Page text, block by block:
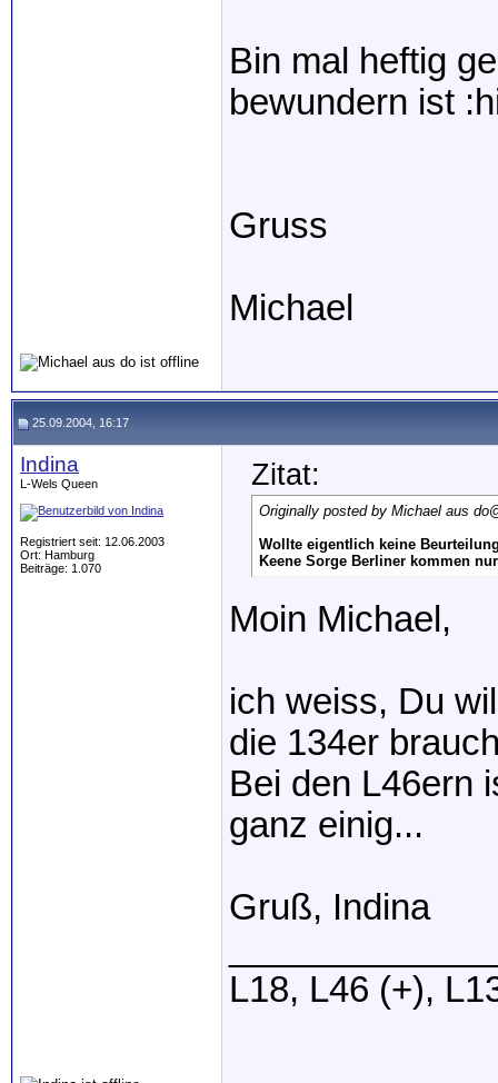
Bin mal heftig
bewundern ist
Gruss
Michael
25.09.2004, 16:17
Indina
L-Wels Queen
Registriert seit: 12.06.2003
Ort: Hamburg
Beiträge: 1.070
Zitat:
Originally posted by Michael aus do
Wollte eigentlich keine
Keene Sorge Berliner kommen
Moin Michael,
ich weiss, Du
die 134er
Bei den L46ern
ganz einig...
Gruß, Indina
L18, L46 (+),